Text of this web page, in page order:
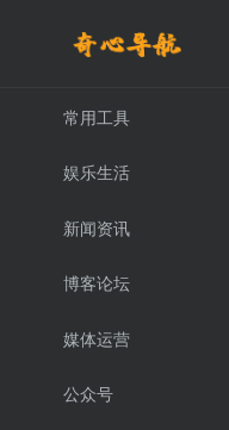
常用工具
娱乐生活
新闻资讯
博客论坛
媒体运营
公众号